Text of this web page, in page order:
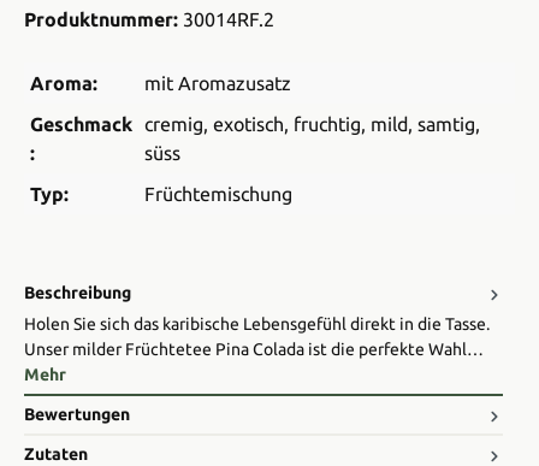
Produktnummer: 30014RF.2
Aroma:
mit Aromazusatz
Geschmack
:
cremig, exotisch, fruchtig, mild, samtig,
süss
Typ:
Früchtemischung
Beschreibung
Holen Sie sich das karibische Lebensgefühl direkt in die Tasse.
Unser milder Früchtetee Pina Colada ist die perfekte Wahl…
Mehr
Bewertungen
Zutaten